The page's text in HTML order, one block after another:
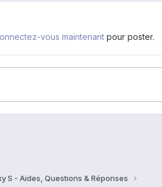
vous maintenant pour poster.
S - Aides, Questions & Réponses